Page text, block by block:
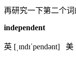
再研究一下第二个词
independent
英 [ˌɪndɪˈpendənt] 美